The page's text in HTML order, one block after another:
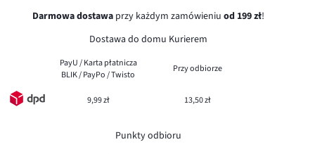
Darmowa dostawaprzy każdym zamówieniu od 199 zł!
Dostawa do domu Kurierem
PayU / Karta płatnicza
BLIK / PayPo / Twisto
Przy odbiorze
9,99 zł 13,50 zł
Punkty odbioru